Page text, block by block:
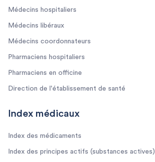
Médecins hospitaliers
Médecins libéraux
Médecins coordonnateurs
Pharmaciens hospitaliers
Pharmaciens en officine
Direction de l'établissement de santé
Index médicaux
Index des médicaments
Index des principes actifs (substances actives)